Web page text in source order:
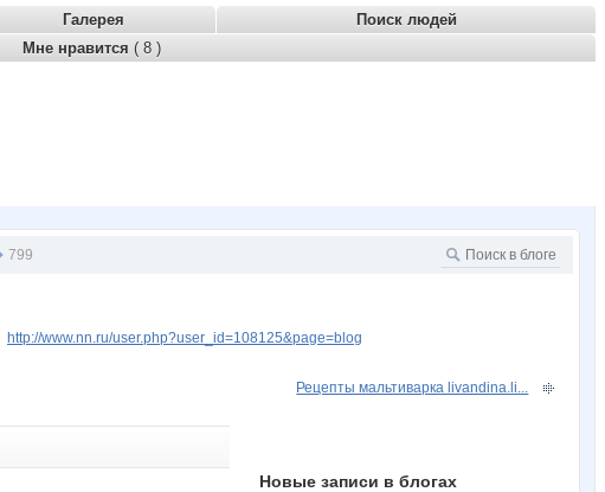
Галерея
Поиск людей
Мне нравится ( 8 )
799
http://www.nn.ru/user.php?user_id=108125&page=blog
Рецепты мальтиварка livandina.li...
Новые записи в блогах